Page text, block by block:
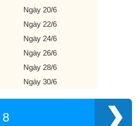
Ngày 20/6
Ngày 22/6
Ngày 24/6
Ngày 26/6
Ngày 28/6
Ngày 30/6